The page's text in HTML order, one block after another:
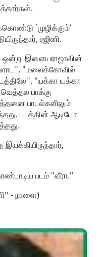
`முழிக்கும்'
ரஜினி.
ஒன்று இளையராஜாவின்
"மலைக்கோவில்
"யக்கா யக்கா
பாக்கு
பாடல்களிலும்
படத்தின் ஆடியோ
படம் "வீரா.''
- நாளை)